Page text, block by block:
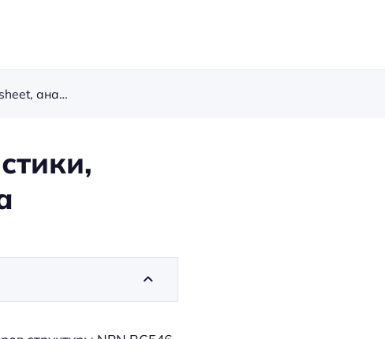
Транзистор BC547: характеристики, datasheet, аналоги, цоколевка